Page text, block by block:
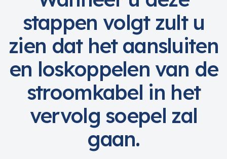
stappen volgt zult u
zien dat het aansluiten
en loskoppelen van de
stroomkabel in het
vervolg soepel zal
gaan.